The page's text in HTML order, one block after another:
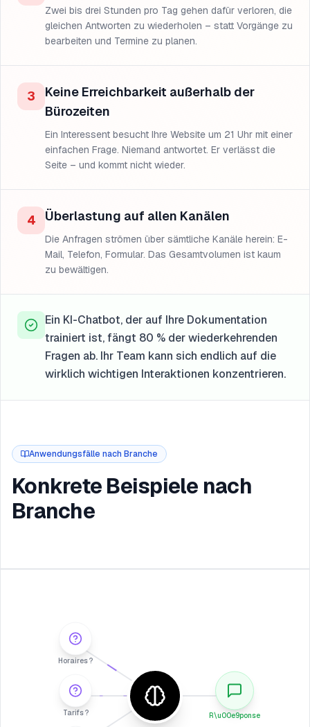
Zwei bis drei Stunden pro Tag gehen dafür verloren, die
gleichen Antworten zu wiederholen – statt Vorgänge zu
bearbeiten und Termine zu planen.
3
Keine Erreichbarkeit außerhalb der
Bürozeiten
Ein Interessent besucht Ihre Website um 21 Uhr mit einer
einfachen Frage. Niemand antwortet. Er verlässt die
Seite – und kommt nicht wieder.
4 Überlastung auf allen Kanälen
Die Anfragen strömen über sämtliche Kanäle herein: E-
Mail, Telefon, Formular. Das Gesamtvolumen ist kaum
zu bewältigen.
Ein KI-Chatbot, der auf Ihre Dokumentation
trainiert ist, fängt 80 % der wiederkehrenden
Fragen ab. Ihr Team kann sich endlich auf die
wirklich wichtigen Interaktionen konzentrieren.
Anwendungsfälle nach Branche
Konkrete Beispiele nach
Branche
Horaires ?
Tarifs ? R\u00e9ponse